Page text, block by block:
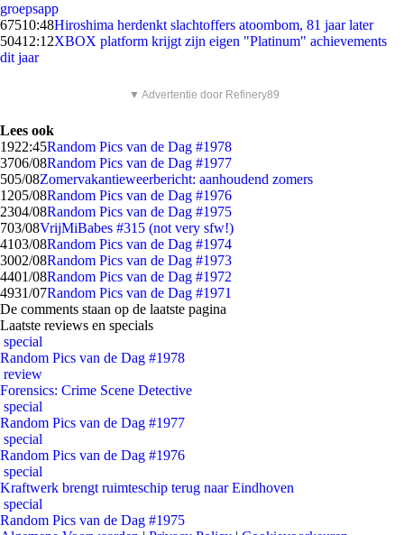
groepsapp
67510:48Hiroshima herdenkt slachtoffers atoombom, 81 jaar later
50412:12XBOX platform krijgt zijn eigen "Platinum" achievements
dit jaar
▼ Advertentie door Refinery89
Lees ook
1922:45Random Pics van de Dag #1978
3706/08Random Pics van de Dag #1977
505/08Zomervakantieweerbericht: aanhoudend zomers
1205/08Random Pics van de Dag #1976
2304/08Random Pics van de Dag #1975
703/08VrijMiBabes #315 (not very sfw!)
4103/08Random Pics van de Dag #1974
3002/08Random Pics van de Dag #1973
4401/08Random Pics van de Dag #1972
4931/07Random Pics van de Dag #1971
De comments staan op de laatste pagina
Laatste reviews en specials
special
Random Pics van de Dag #1978
review
Forensics: Crime Scene Detective
special
Random Pics van de Dag #1977
special
Random Pics van de Dag #1976
special
Kraftwerk brengt ruimteschip terug naar Eindhoven
special
Random Pics van de Dag #1975